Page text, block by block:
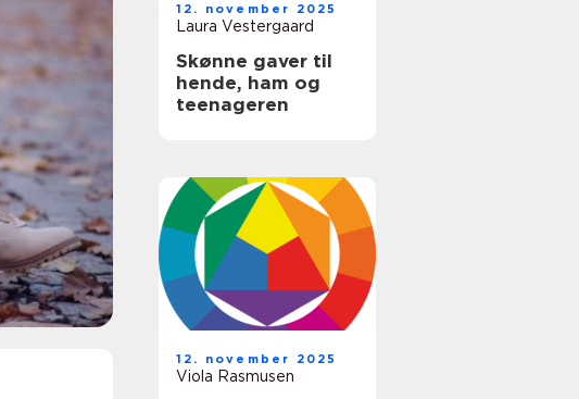
12. november 2025
Laura Vestergaard
Skønne gaver til
hende, ham og
teenageren
12. november 2025
Viola Rasmusen